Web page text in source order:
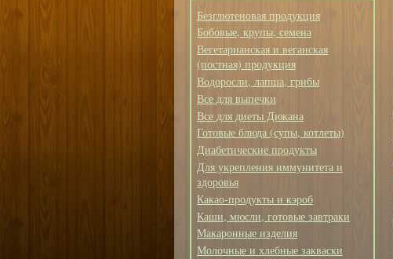
Безглютеновая продукция
Бобовые, крупы, семена
Вегетарианская и веганская
(постная) продукция
Водоросли, лапша, грибы
Все для выпечки
Все для диеты Дюкана
Готовые блюда (супы, котлеты)
Диабетические продукты
Для укрепления иммунитета и
здоровья
Какао-продукты и кэроб
Каши, мюсли, готовые завтраки
Макаронные изделия
Молочные и хлебные закваски